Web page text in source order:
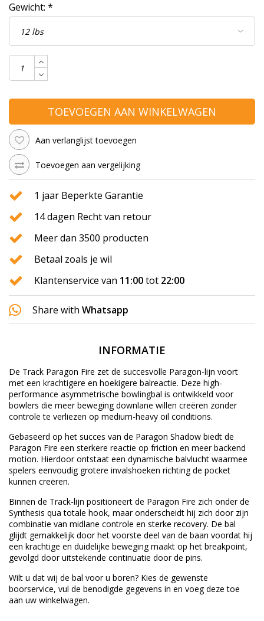
Gewicht: *
TOEVOEGEN AAN WINKELWAGEN
Aan verlanglijst toevoegen
Toevoegen aan vergelijking
1 jaar Beperkte Garantie
14 dagen Recht van retour
Meer dan 3500 producten
Betaal zoals je wil
Klantenservice van 11:00tot 22:00
Share with Whatsapp
INFORMATIE
De Track Paragon Fire zet de succesvolle Paragon-lijn voort
met een krachtigere en hoekigere balreactie. Deze high-
performance asymmetrische bowlingbal is ontwikkeld voor
bowlers die meer beweging downlane willen creëren zonder
controle te verliezen op medium-heavy oil conditions.
Gebaseerd op het succes van de Paragon Shadow biedt de
Paragon Fire een sterkere reactie op friction en meer backend
motion. Hierdoor ontstaat een dynamische balvlucht waarmee
spelers eenvoudig grotere invalshoeken richting de pocket
kunnen creëren.
Binnen de Track-lijn positioneert de Paragon Fire zich onder de
Synthesis qua totale hook, maar onderscheidt hij zich door zijn
combinatie van midlane controle en sterke recovery. De bal
glijdt gemakkelijk door het voorste deel van de baan voordat hij
een krachtige en duidelijke beweging maakt op het breakpoint,
gevolgd door uitstekende continuatie door de pins.
Wilt u dat wij de bal voor u boren? Kies de gewenste
boorservice, vul de benodigde gegevens in en voeg deze toe
aan uw winkelwagen.